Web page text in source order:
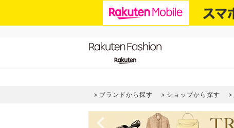
ブランドから探す ショップから探す
navigate_before